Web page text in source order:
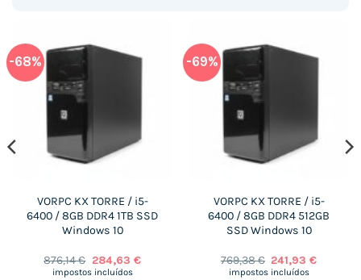
-68%
VORPC KX TORRE / i5-
6400 / 8GB DDR4 1TB SSD
Windows 10
876,14€ O
preço
284,63 €O
impostos incluídos
-69%
VORPC KX TORRE / i5-
6400 / 8GB DDR4 512GB
SSD Windows 10
769,38€ O
preço
241,93€O
impostos incluídos